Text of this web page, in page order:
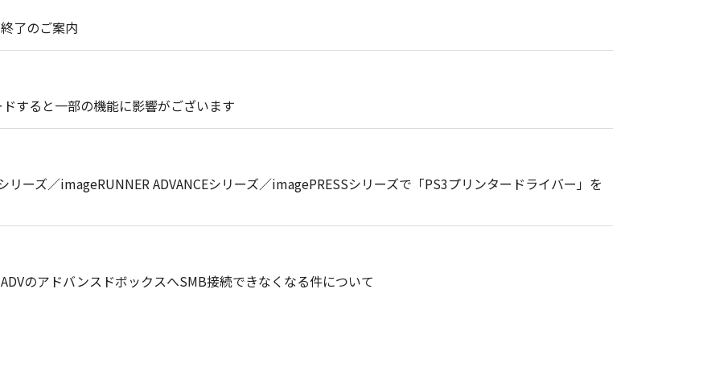
了のご案内
すると一部の機能に影響がございます
ーズ／imageRUNNER ADVANCEシリーズ／imagePRESSシリーズで「PS3プリンタードライバー」を
のアドバンスドボックスへSMB接続できなくなる件について